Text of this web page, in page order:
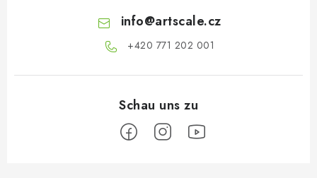
info@artscale.cz
+420 771 202 001​